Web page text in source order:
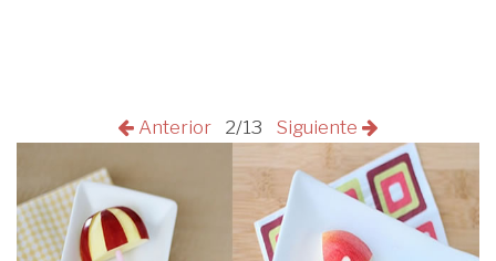
Anterior 2/13 Siguiente